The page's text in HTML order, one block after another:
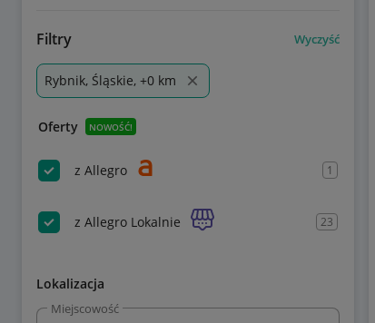
Filtry Wyczyść
Rybnik, Śląskie, +0 km
Oferty NOWOŚĆ!
z Allegro 1
z Allegro Lokalnie 23
Lokalizacja
Miejscowość